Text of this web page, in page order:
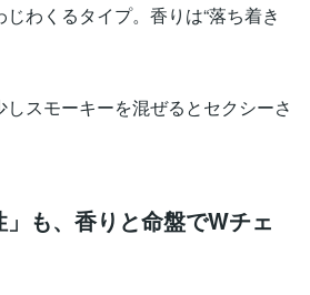
わくるタイプ。香りは“落ち着き
スモーキーを混ぜるとセクシーさ
」も、香りと命盤でWチェ